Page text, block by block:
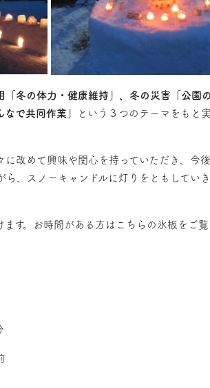
「冬の体力・健康維持」、冬の災害 「公園
なで共同作業」
という３つのテーマをもと
改めて興味や関心を持っていただき、今
、スノーキャンドルに灯りをともしてい
す。お時間がある方はこちらの氷板をご